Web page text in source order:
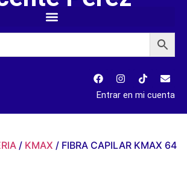
Entrar en mi cuenta
/ KMAX / FIBRA CAPILAR KMAX 64